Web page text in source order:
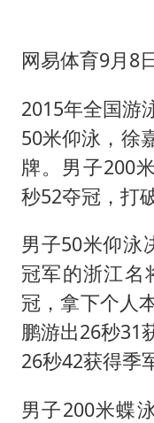
网易体育9月8
2015年全国游
50米仰泳，徐
牌。男子200
秒52夺冠，打
男子50米仰泳
冠军的浙江名
冠，拿下个人
鹏游出26秒31
26秒42获得季
男子200米蝶